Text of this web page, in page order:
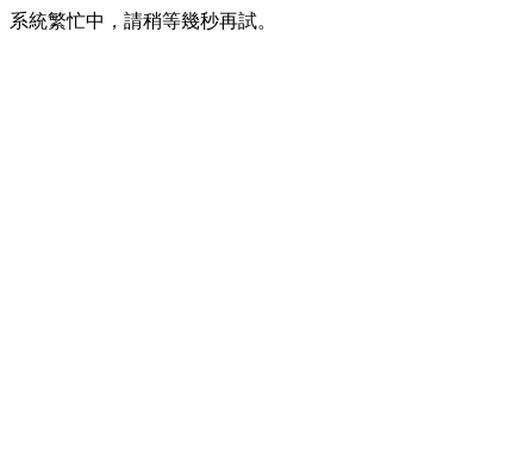
系統繁忙中，請稍等幾秒再試。